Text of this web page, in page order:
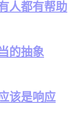
人都有帮助
的抽象
该是响应